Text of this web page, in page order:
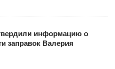
информацию о
заправок Валерия